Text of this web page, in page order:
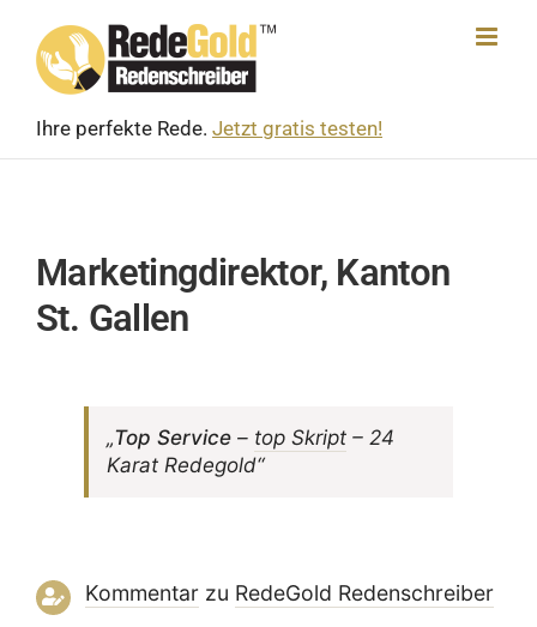
content
Ihre perfekte Rede. Jetzt gratis testen!
Marketingdirektor, Kanton
St. Gallen
„Top Service– top Skript– 24
Karat Redegold“
Kommentarzu RedeGold Reden­schreiber